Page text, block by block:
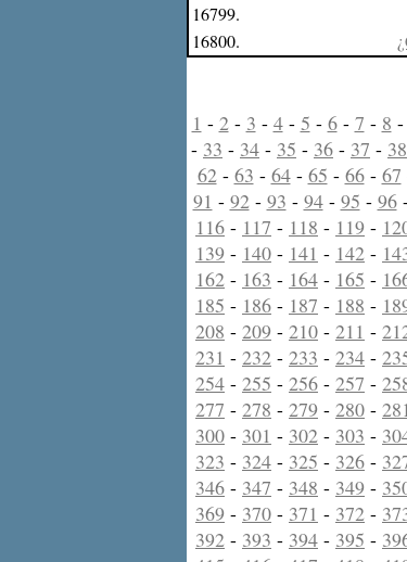
16799.
16800.
1 - 2 - 3 - 4- 5 - 6- 7 - 8 -
- 33 - 34 - 35 - 36 - 37 - 38
62 - 63 - 64- 65 - 66- 67
91 - 92 - 93 - 94- 95 - 96
116 - 117 - 118 - 119 -
139 - 140 - 141 - 142 -
162 - 163 - 164 - 165 -
185 - 186 - 187 - 188 -
208 - 209 - 210 - 211 -
231 - 232 - 233 - 234 -
254 - 255 - 256 - 257 -
277 - 278 - 279 - 280 -
300 - 301 - 302 - 303 -
323 - 324 - 325 - 326 -
346 - 347 - 348 - 349 -
369 - 370 - 371 - 372 -
392 - 393 - 394 - 395 -